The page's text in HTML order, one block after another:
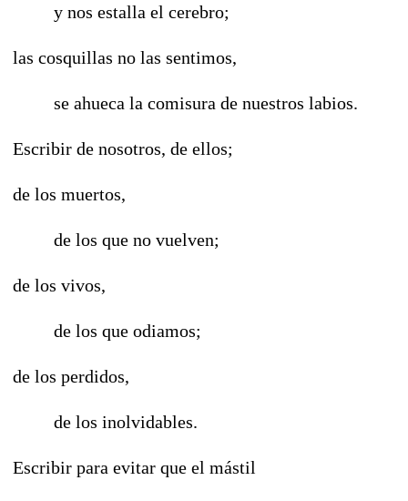
y nos estalla el cerebro;
las cosquillas no las sentimos,
se ahueca la comisura de nuestros labios.
Escribir de nosotros, de ellos;
de los muertos,
de los que no vuelven;
de los vivos,
de los que odiamos;
de los perdidos,
de los inolvidables.
Escribir para evitar que el mástil